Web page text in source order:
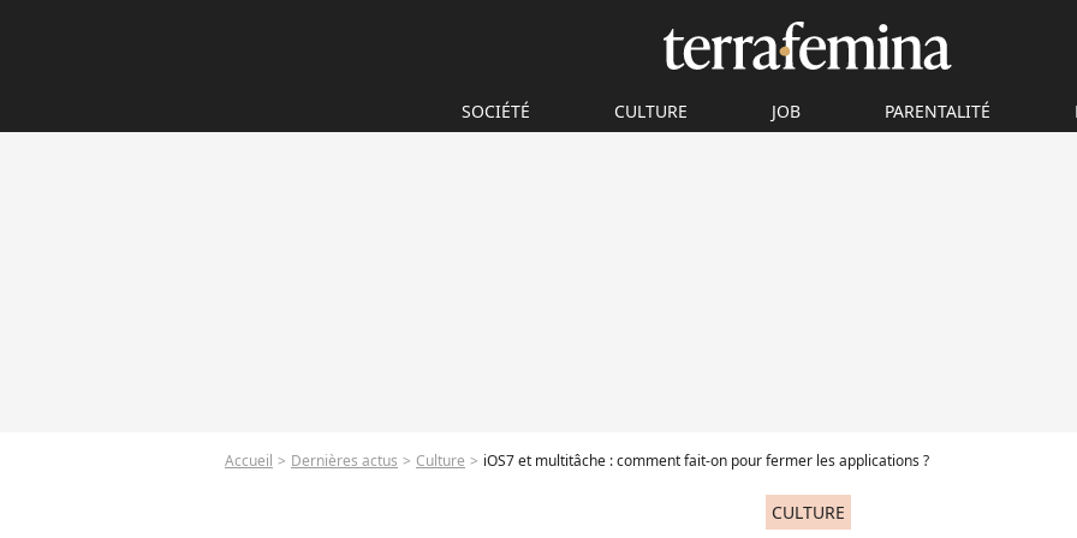
SOCIÉTÉ CULTURE JOB PARENTALITÉ
Accueil Dernières actus Culture iOS7 et multitâche : comment fait-on pour fermer les applications ?
CULTURE